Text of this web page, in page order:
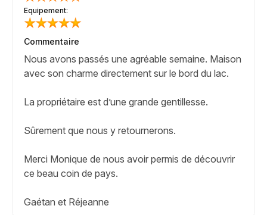
Equipement:
Commentaire
Nous avons passés une agréable semaine. Maison
avec son charme directement sur le bord du lac.
La propriétaire est d’une grande gentillesse.
Sûrement que nous y retournerons.
Merci Monique de nous avoir permis de découvrir
ce beau coin de pays.
Gaétan et Réjeanne